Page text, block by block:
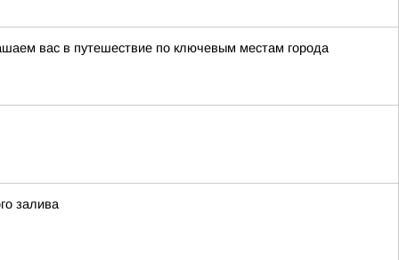
вас в путешествие по ключевым местам города
залива